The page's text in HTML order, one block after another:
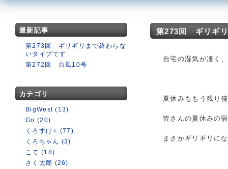
最新記事
第273回 ギリギリまで終わらな
いタイプです
第272回 台風10号
カテゴリ
BigWest (13)
Go (20)
くろすけ♀ (77)
くろちゃん (3)
こて (18)
さく太郎 (26)
第273回 ギリギリ
自宅の湿気が凄く
夏休みももう残り
皆さんの夏休みの
まさかギリギリに